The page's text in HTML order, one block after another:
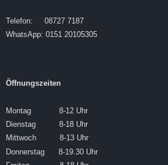
Telefon: 08727 7187
WhatsApp: 0151 20105305
Öffnungszeiten
Montag 8-12 Uhr
Dienstag 8-18 Uhr
Mittwoch 8-13 Uhr
Donnerstag 8-19.30 Uhr